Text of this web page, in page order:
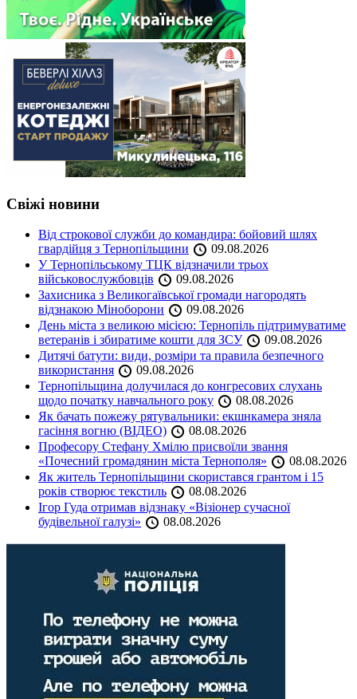
Свіжі новини
Від строкової служби до командира: бойовий шлях
гвардійця з Тернопільщини
09.08.2026
У Тернопільському ТЦК відзначили трьох
військовослужбовців
09.08.2026
Захисника з Великогаївської громади нагородять
відзнакою Міноборони
09.08.2026
День міста з великою місією: Тернопіль підтримуватиме
ветеранів і збиратиме кошти для ЗСУ
09.08.2026
Дитячі батути: види, розміри та правила безпечного
використання
09.08.2026
Тернопільщина долучилася до конгресових слухань
щодо початку навчального року
08.08.2026
Як бачать пожежу рятувальники: екшнкамера зняла
гасіння вогню (ВІДЕО)
08.08.2026
Професору Стефану Хмілю присвоїли звання
«Почесний громадянин міста Тернополя»
08.08.2026
Як житель Тернопільщини скористався грантом і 15
років створює текстиль
08.08.2026
Ігор Гуда отримав відзнаку «Візіонер сучасної
будівельної галузі»
08.08.2026